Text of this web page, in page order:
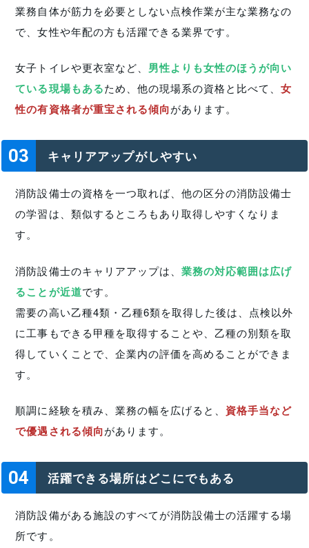
業務自体が筋力を必要としない点検作業が主な業務なの
で、女性や年配の方も活躍できる業界です。
女子トイレや更衣室など、 男性よりも女性のほうが向い
ている現場もあるため、他の現場系の資格と比べて、女
性の有資格者が重宝される傾向があります。
03 キャリアアップがしやすい
消防設備士の資格を一つ取れば、他の区分の消防設備士
の学習は、類似するところもあり取得しやすくなりま
す。
消防設備士のキャリアアップは、 業務の対応範囲は広げ
ることが近道です。
需要の高い乙種4類・乙種6類を取得した後は、点検以外
に工事もできる甲種を取得することや、乙種の別類を取
得していくことで、企業内の評価を高めることができま
す。
順調に経験を積み、業務の幅を広げると、 資格手当など
で優遇される傾向があります。
04 活躍できる場所はどこにでもある
消防設備がある施設のすべてが消防設備士の活躍する場
所です。